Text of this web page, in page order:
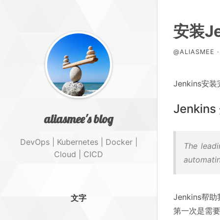
aliasmee's blog
DevOps | Kubernetes | Docker |
Cloud | CICD
文字
安装
@ALIASMEE
Jenkins安装
Jenkins
The
Jenkins帮助
第一次是需